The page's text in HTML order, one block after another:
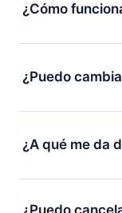
¿Cómo
Puedes
disfrutar de
estás satisfecho
a la compra y
¿Puedo
Sí, pero el
período de
cambiar tu
¿A qué me da
12min Premium
toda nuestra
¿Puedo